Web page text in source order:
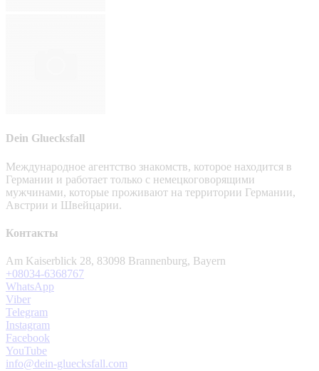
Dein Gluecksfall
Международное агентство знакомств, которое находится в
Германии и работает только с немецкоговорящими
мужчинами, которые проживают на территории Германии,
Австрии и Швейцарии.
Контакты
Am Kaiserblick 28, 83098 Brannenburg, Bayern
+08034-6368767
WhatsApp
Viber
Telegram
Instagram
Facebook
YouTube
info@dein-gluecksfall.com